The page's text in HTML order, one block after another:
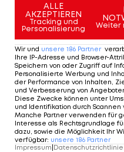
Rassistische
gegen
Conference
gespannt,
meint 🤔
— Nik Dömer
2024
ALLE
AKZEPTIEREN
Tracking und
Personalisierung
Weiter
Wir und unsere 186 Partner
Ihre IP-Adresse und Browser-
Speichern von oder Zugriff auf
Personalisierte Werbung und
der Performance von Inhalten,
und Verbesserung von
Diese Zwecke können unter
und Identifikation durch Scannen
Manche Partner verwenden für
Interesse als Rechtsgrundlage
dazu, sowie die Möglichkeit Ihr
verfügbar: unsere 186 Partner
Impressum Datenschutzrichtlinie